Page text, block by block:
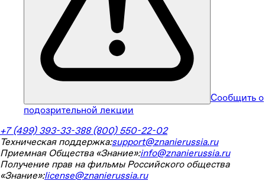
Сообщить о
подозрительной лекции
+7 (499) 393-33-388 (800) 550-22-02
Техническая поддержка:support@znanierussia.ru
Приемная Общества «Знание»:info@znanierussia.ru
Получение прав на фильмы Российского общества
«Знание»:license@znanierussia.ru